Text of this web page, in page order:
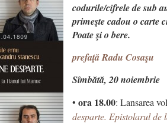
codurile/cifrele de sub
primeşte cadou o carte
Poate şi o bere.
prefaţă Radu Cosaşu
Sîmbătă, 20 noiembrie
• ora 18.00: Lansarea
desparte. Epistolarul